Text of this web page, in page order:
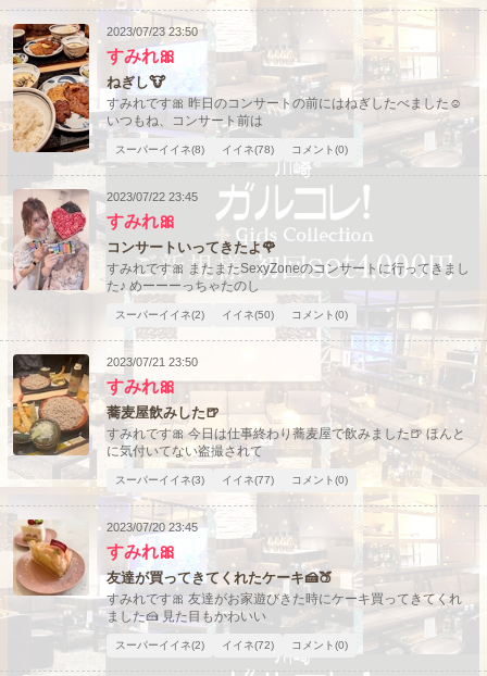
2023/07/23 23:50
すみれ🎀
ねぎし🐮
すみれです🎀 昨日のコンサートの前にはねぎしたべました☺️
いつもね、コンサート前は
スーパーイイネ(8) イイネ(78) コメント(0)
2023/07/22 23:45
すみれ🎀
コンサートいってきたよ🌹
すみれです🎀 またまたSexyZoneのコンサートに行ってきまし
た♪ めーーーっちゃたのし
スーパーイイネ(2) イイネ(50) コメント(0)
2023/07/21 23:50
すみれ🎀
蕎麦屋飲みした🍺
すみれです🎀 今日は仕事終わり蕎麦屋で飲みました🍺 ほんと
に気付いてない盗撮されて
スーパーイイネ(3) イイネ(77) コメント(0)
2023/07/20 23:45
すみれ🎀
友達が買ってきてくれたケーキ🍰🍑
すみれです🎀 友達がお家遊びきた時にケーキ買ってきてくれ
ました🍰 見た目もかわいい
スーパーイイネ(2) イイネ(72) コメント(0)
このお店をシェアする
LINE X (旧Twitter)
会員ログイン
女の子ログイン
店舗ログイン
新規会員登録
北海道 東北
甲信越 北陸
関東 静岡
東海
中四国 九州
沖縄 全国TOP